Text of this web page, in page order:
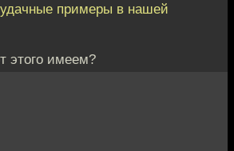
примеры в нашей
этого имеем?